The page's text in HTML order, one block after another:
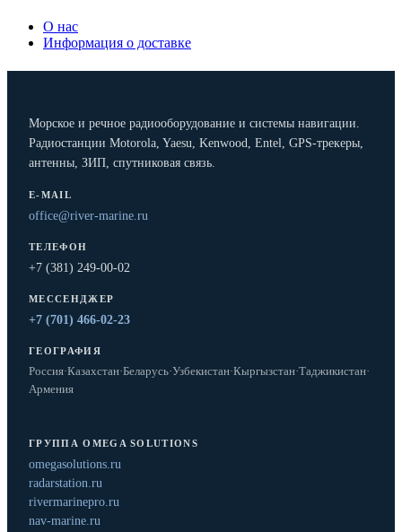
О нас
Информация о доставке
Морское и речное радиооборудование и системы навигации.
Радиостанции Motorola, Yaesu, Kenwood, Entel, GPS-трекеры,
антенны, ЗИП, спутниковая связь.
E-MAIL
office@river-marine.ru
ТЕЛЕФОН
+7 (381) 249-00-02
МЕССЕНДЖЕР
+7 (701) 466-02-23
ГЕОГРАФИЯ
Россия·Казахстан·Беларусь·Узбекистан·Кыргызстан·Таджикистан·
Армения
ГРУППА OMEGA SOLUTIONS
omegasolutions.ru
radarstation.ru
rivermarinepro.ru
nav-marine.ru